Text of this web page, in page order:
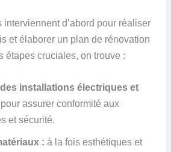
interviennent d’abord pour réaliser
et élaborer un plan de rénovation
étapes cruciales, on trouve :
installations électriques et
pour assurer conformité aux
et sécurité.
: à la fois esthétiques et